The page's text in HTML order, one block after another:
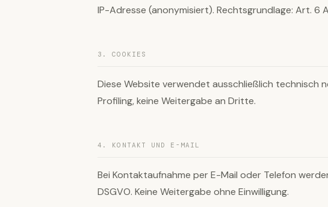
IP-Adresse (anonymisiert). Rechtsgrundlage: Art. 6
3. COOKIES
Diese Website verwendet ausschließlich technisch
Profiling, keine Weitergabe an Dritte.
4. KONTAKT UND E-MAIL
Bei Kontaktaufnahme per E-Mail oder Telefon
DSGVO. Keine Weitergabe ohne Einwilligung.